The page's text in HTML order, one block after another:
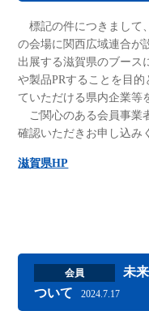
標記の件につきまして
の会場に関西広域連合が
出展する滋賀県のブース
や製品PRすることを目
ていただける県内企業等
ご関心のある会員事業
確認いただきお申し込み
滋賀県HP
会員
未
ついて
2024.7.17